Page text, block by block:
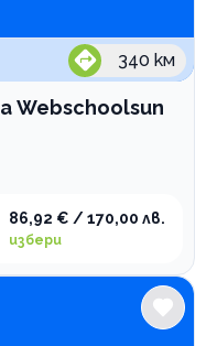
340 км
Webschoolsun
86,92 € / 170,00 лв.
избери
Варна